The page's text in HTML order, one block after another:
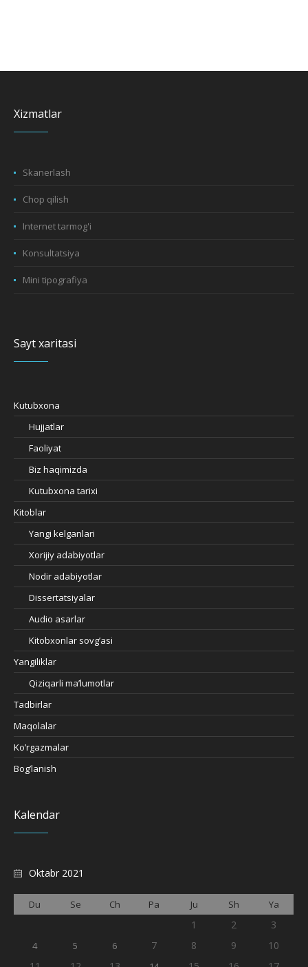
Xizmatlar
Skanerlash
Chop qilish
Internet tarmog'i
Konsultatsiya
Mini tipografiya
Sayt xaritasi
Kutubxona
Hujjatlar
Faoliyat
Biz haqimizda
Kutubxona tarixi
Kitoblar
Yangi kelganlari
Xorijiy adabiyotlar
Nodir adabiyotlar
Dissertatsiyalar
Audio asarlar
Kitobxonlar sovg’asi
Yangiliklar
Qiziqarli ma’lumotlar
Tadbirlar
Maqolalar
Ko’rgazmalar
Bog’lanish
Kalendar
Oktabr 2021
Du Se Ch Pa Ju Sh Ya
1 2 3
4 5 6 7 8 9
10